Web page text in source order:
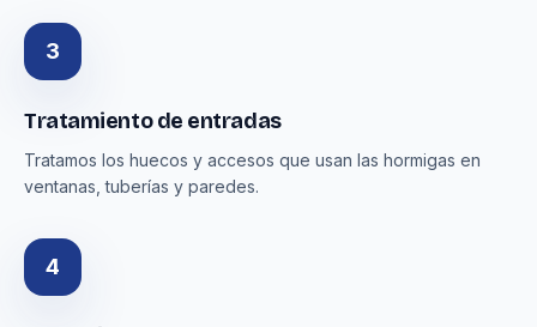
3
Tratamiento de entradas
Tratamos los huecos y accesos que usan las hormigas en
ventanas, tuberías y paredes.
4